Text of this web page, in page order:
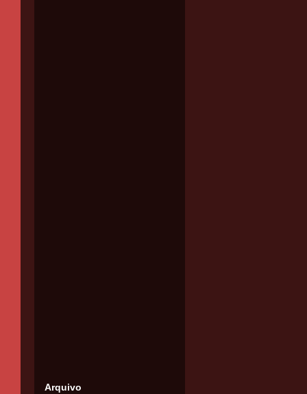
Arquivo